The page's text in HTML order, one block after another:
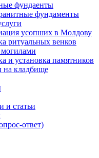
фундаенты
фундаменты
усопших в Молдову
ритуальных венков
могилами
и установка памятников
на кладбище
и статьи
ответ)